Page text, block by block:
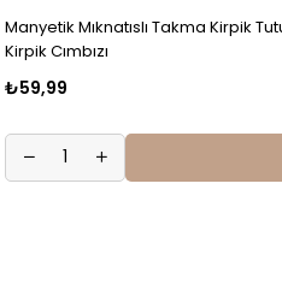
Manyetik Mıknatıslı Takma Kirpik
Kirpik Cımbızı
₺59,99